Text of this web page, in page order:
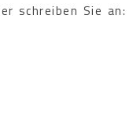
schreiben Sie an: